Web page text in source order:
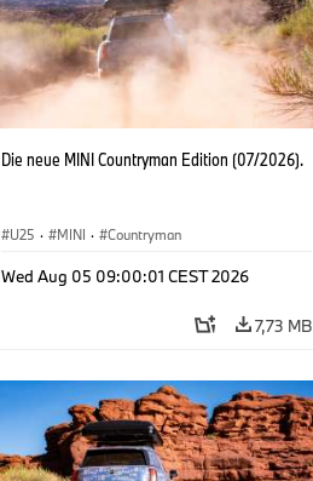
Die neue MINI Countryman Edition (07/2026).
U25 · MINI · Countryman
Wed Aug 05 09:00:01 CEST 2026
7,73 MB